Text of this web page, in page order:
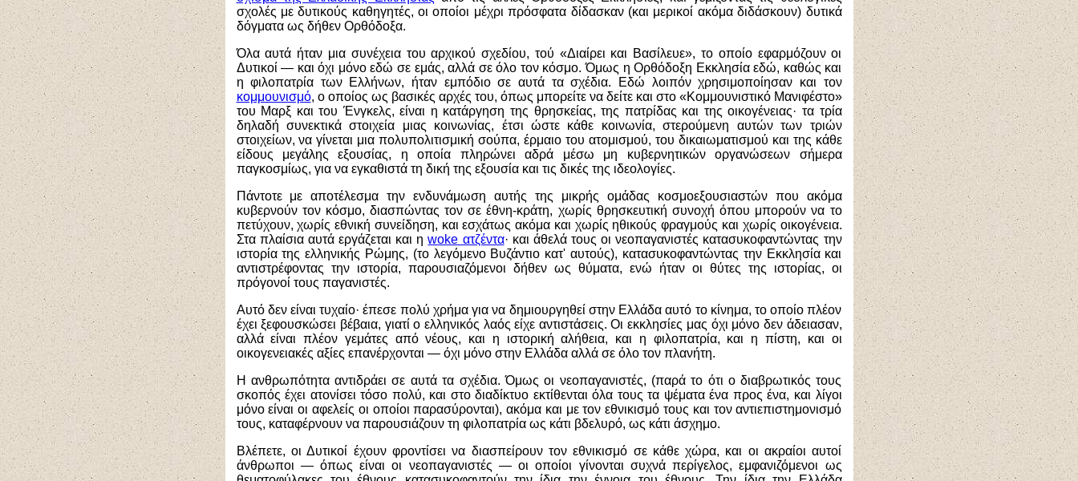
σχολές με δυτικούς καθηγητές, οι οποίοι μέχρι πρόσφατα δίδασκαν (και μερικοί ακόμα διδάσκουν) δυτικά
δόγματα ως δήθεν Ορθόδοξα.
Όλα αυτά ήταν μια συνέχεια του αρχικού σχεδίου, τού «Διαίρει και Βασίλευε», το οποίο εφαρμόζουν οι
Δυτικοί — και όχι μόνο εδώ σε εμάς, αλλά σε όλο τον κόσμο. Όμως η Ορθόδοξη Εκκλησία εδώ, καθώς και
η φιλοπατρία των Ελλήνων, ήταν εμπόδιο σε αυτά τα σχέδια. Εδώ λοιπόν χρησιμοποίησαν και τον
κομμουνισμό, ο οποίος ως βασικές αρχές του, όπως μπορείτε να δείτε και στο «Κομμουνιστικό Μανιφέστο»
του Μαρξ και του Ένγκελς, είναι η κατάργηση της θρησκείας, της πατρίδας και της οικογένειας· τα τρία
δηλαδή συνεκτικά στοιχεία μιας κοινωνίας, έτσι ώστε κάθε κοινωνία, στερούμενη αυτών των τριών
στοιχείων, να γίνεται μια πολυπολιτισμική σούπα, έρμαιο του ατομισμού, του δικαιωματισμού και της κάθε
είδους μεγάλης εξουσίας, η οποία πληρώνει αδρά μέσω μη κυβερνητικών οργανώσεων σήμερα
παγκοσμίως, για να εγκαθιστά τη δική της εξουσία και τις δικές της ιδεολογίες.
Πάντοτε με αποτέλεσμα την ενδυνάμωση αυτής της μικρής ομάδας κοσμοεξουσιαστών που ακόμα
κυβερνούν τον κόσμο, διασπώντας τον σε έθνη-κράτη, χωρίς θρησκευτική συνοχή όπου μπορούν να το
πετύχουν, χωρίς εθνική συνείδηση, και εσχάτως ακόμα και χωρίς ηθικούς φραγμούς και χωρίς οικογένεια.
Στα πλαίσια αυτά εργάζεται και ηwoke ατζέντα· και άθελά τους οι νεοπαγανιστές κατασυκοφαντώντας την
ιστορία της ελληνικής Ρώμης, (το λεγόμενο Βυζάντιο κατ' αυτούς), κατασυκοφαντώντας την Εκκλησία και
αντιστρέφοντας την ιστορία, παρουσιαζόμενοι δήθεν ως θύματα, ενώ ήταν οι θύτες της ιστορίας, οι
πρόγονοί τους παγανιστές.
Αυτό δεν είναι τυχαίο· έπεσε πολύ χρήμα για να δημιουργηθεί στην Ελλάδα αυτό το κίνημα, το οποίο πλέον
έχει ξεφουσκώσει βέβαια, γιατί ο ελληνικός λαός είχε αντιστάσεις. Οι εκκλησίες μας όχι μόνο δεν άδειασαν,
αλλά είναι πλέον γεμάτες από νέους, και η ιστορική αλήθεια, και η φιλοπατρία, και η πίστη, και οι
οικογενειακές αξίες επανέρχονται — όχι μόνο στην Ελλάδα αλλά σε όλο τον πλανήτη.
Η ανθρωπότητα αντιδράει σε αυτά τα σχέδια. Όμως οι νεοπαγανιστές, (παρά το ότι ο διαβρωτικός τους
σκοπός έχει ατονίσει τόσο πολύ, και στο διαδίκτυο εκτίθενται όλα τους τα ψέματα ένα προς ένα, και λίγοι
μόνο είναι οι αφελείς οι οποίοι παρασύρονται), ακόμα και με τον εθνικισμό τους και τον αντιεπιστημονισμό
τους, καταφέρνουν να παρουσιάζουν τη φιλοπατρία ως κάτι βδελυρό, ως κάτι άσχημο.
Βλέπετε, οι Δυτικοί έχουν φροντίσει να διασπείρουν τον εθνικισμό σε κάθε χώρα, και οι ακραίοι αυτοί
άνθρωποι — όπως είναι οι νεοπαγανιστές — οι οποίοι γίνονται συχνά περίγελος, εμφανιζόμενοι ως